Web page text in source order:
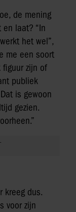
de mening
laat? “In
het wel”,
me een soort
figuur zijn of
publiek
is gewoon
gezien.
kreeg dus.
voor zijn